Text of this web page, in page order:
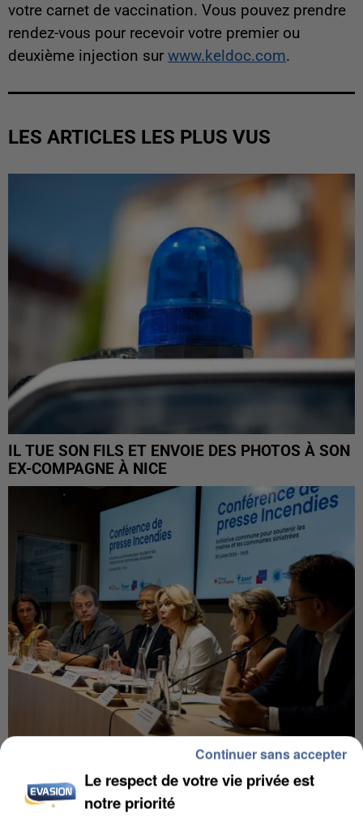
votre carnet de vaccination. Vous pouvez prendre
rendez-vous pour recevoir votre premier ou
deuxième injection sur www.keldoc.com.
LES ARTICLES LES PLUS VUS
IL TUE SON FILS ET ENVOIE DES PHOTOS À SON
EX-COMPAGNE À NICE
INCENDIES : L’ÎLE-DE-FRANCE LANCE UN ÉLAN
DE SOLIDARITÉ AVEC LES...
Le respect de votre vie privée est
notre priorité
Continuer sans accepter